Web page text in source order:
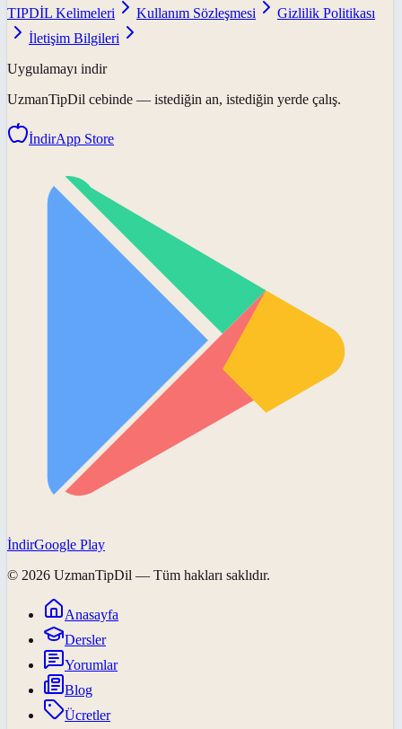
TIPDİL Kelimeleri
Kullanım Sözleşmesi
Gizlilik Politikası
İletişim Bilgileri
Uygulamayı indir
UzmanTipDil cebinde — istediğin an, istediğin yerde çalış.
İndirApp Store
İndirGoogle Play
© 2026 UzmanTipDil — Tüm hakları saklıdır.
Anasayfa
Dersler
Yorumlar
Blog
Ücretler